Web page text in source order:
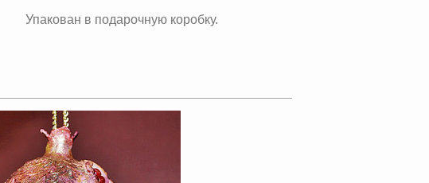
Упакован в подарочную коробку.